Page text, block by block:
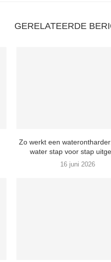
GERELATEERDE
Zo werkt een
water stap voor stap
16 juni 2026